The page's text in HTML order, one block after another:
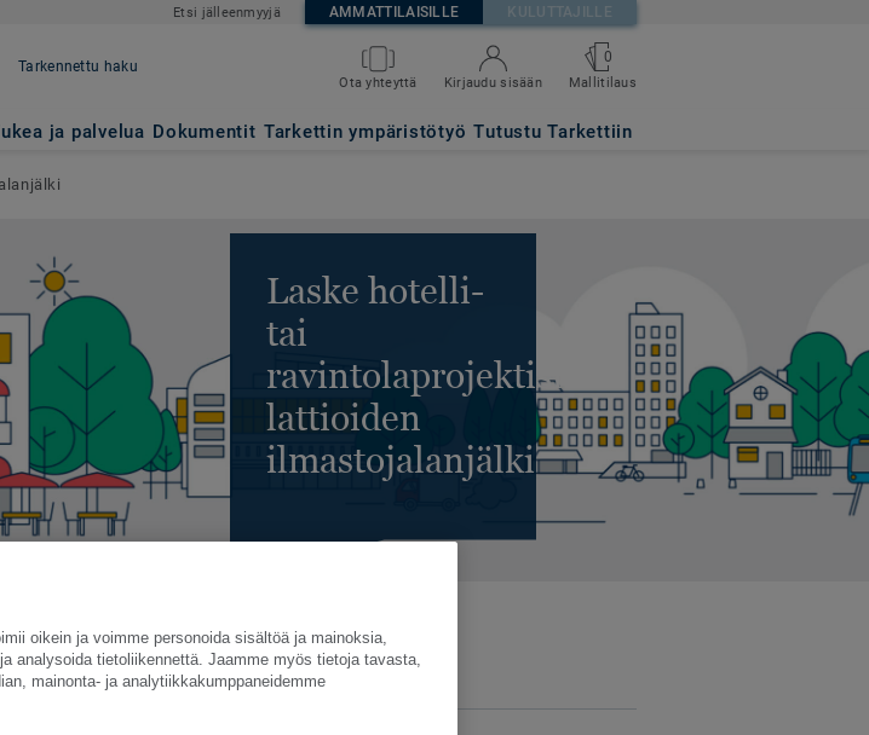
Etsi jälleenmyyjä AMMATTILAISILLE KULUTTAJILLE
Tarkennettu haku
Ota yhteyttä Kirjaudu sisään
0
Mallitilaus
ja palvelua Dokumentit Tarkettin ympäristötyö Tutustu Tarkettiin
Laske hotelli-
tai
ravintolaprojektisi
lattioiden
ilmastojalanjälki
SAATAT MYÖS OLLA KIINNOSTUNUT:
oikein ja voimme personoida sisältöä ja mainoksia,
analysoida tietoliikennettä. Jaamme myös tietoja tavasta,
mainonta- ja analytiikkakumppaneidemme